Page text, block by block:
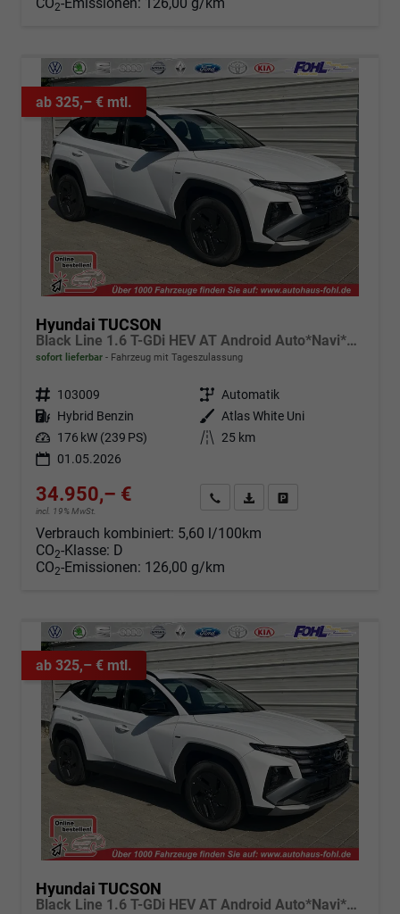
CO2-Emissionen: 126,00 g/km
ab 325,– € mtl.
Hyundai TUCSON
Black Line 1.6 T-GDi HEV AT Android Auto*Navi*SHZ*Kamera*2Z Klimaauto*
sofort lieferbar Fahrzeug mit Tageszulassung
Fahrzeugnr. 103009 Getriebe Automatik
Kraftstoff Hybrid Benzin Außenfarbe Atlas White Uni
Leistung 176 kW (239 PS) Kilometerstand 25 km
01.05.2026
34.950,– €
incl. 19% MwSt.
Angebot anfordern
Fahrzeugexpose (PDF)
Verbrauch kombiniert: 5,60 l/100km
CO2-Klasse: D
CO2-Emissionen: 126,00 g/km
ab 325,– € mtl.
Hyundai TUCSON
Black Line 1.6 T-GDi HEV AT Android Auto*Navi*SHZ*Kamera*2Z Klimaauto*